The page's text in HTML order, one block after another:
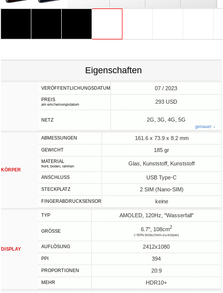
Eigenschaften
VERÖFFENTLICHUNGSDATUM 07 / 2023
PREIS
am erscheinungsdatum 293 USD
NETZ 2G, 3G, 4G, 5G
genauer ↓
KÖRPER
ABMESSUNGEN 161.6 x 73.9 x 8.2 mm
GEWICHT 185 gr
MATERIAL
front, boden, rahmen Glas, Kunststoff, Kunststoff
ANSCHLUSS USB Type-C
STECKPLATZ 2 SIM (Nano-SIM)
FINGERABDRUCKSENSOR keine
DISPLAY
TYP AMOLED, 120Hz, "Wasserfall"
GRÖSSE 6.7", 108cm2
(~90% bildschirm-zu-körper)
AUFLÖSUNG 2412x1080
PPI 394
PROPORTIONEN 20:9
MEHR HDR10+